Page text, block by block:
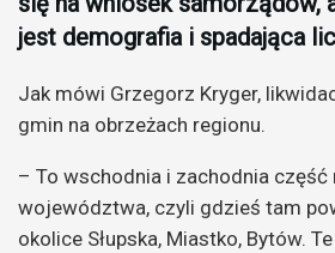
jest demografia i spadająca
Jak mówi Grzegorz Kryger,
gmin na obrzeżach regionu.
– To wschodnia i zachodnia część
województwa, czyli gdzieś tam
okolice Słupska, Miastko, Bytów.